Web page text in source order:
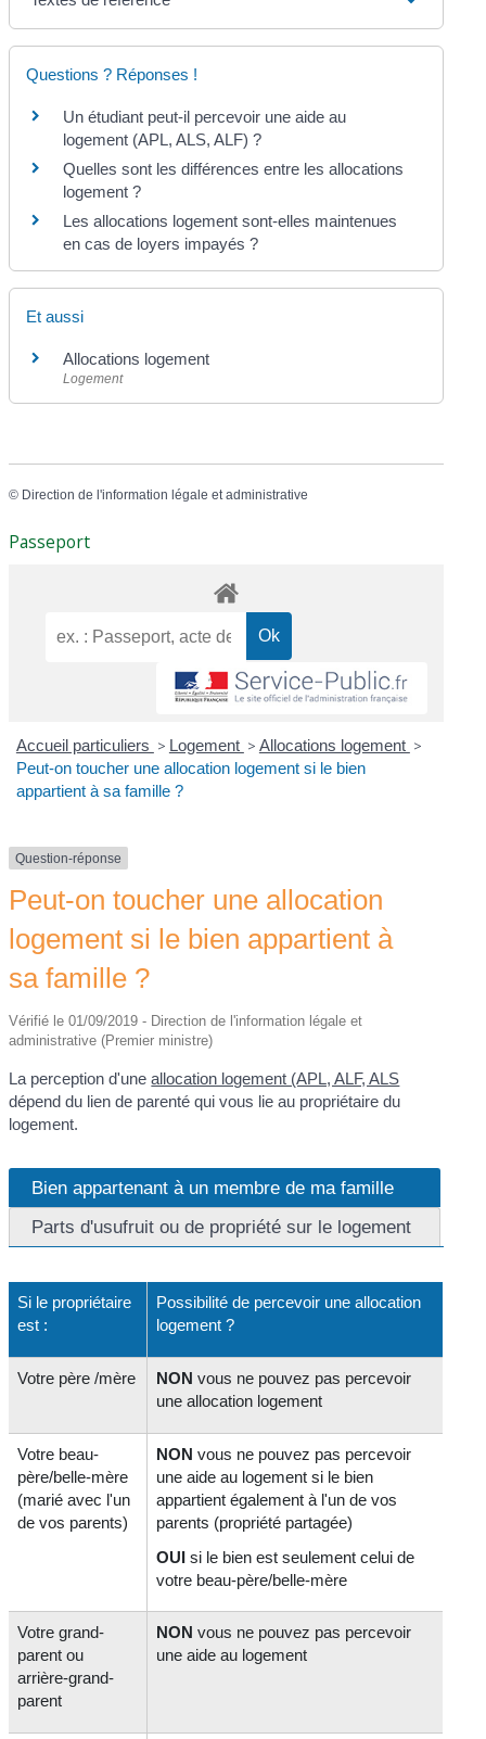
Questions ? Réponses !
Un étudiant peut-il percevoir une aide au
logement (APL, ALS, ALF) ?
Quelles sont les différences entre les allocations
logement ?
Les allocations logement sont-elles maintenues
en cas de loyers impayés ?
Et aussi
Allocations logement
Logement
© Direction de l'information légale et administrative
Passeport
Accueil particuliers > Logement > Allocations logement >
Peut-on toucher une allocation logement si le bien
appartient à sa famille ?
Question-réponse
Peut-on toucher une allocation
logement si le bien appartient à
sa famille ?
Vérifié le 01/09/2019 - Direction de l'information légale et
administrative (Premier ministre)
La perception d'uneallocation logement (APL, ALF, ALS
dépend du lien de parenté qui vous lie au propriétaire du
logement.
Bien appartenant à un membre de ma famille
Parts d'usufruit ou de propriété sur le logement
Si le propriétaire
est :
Possibilité de percevoir une allocation
logement ?
Votre père /mère NON vous ne pouvez pas percevoir
une allocation logement
Votre beau-
père/belle-mère
(marié avec l'un
de vos parents)
NON vous ne pouvez pas percevoir
une aide au logement si le bien
appartient également à l'un de vos
parents (propriété partagée)
OUI si le bien est seulement celui de
votre beau-père/belle-mère
Votre grand-
parent ou
arrière-grand-
parent
NON vous ne pouvez pas percevoir
une aide au logement